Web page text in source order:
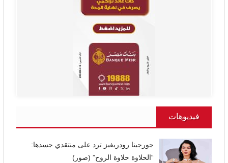
فيديوهات
جورجينا رودريغيز ترد على منتقدي جسدها:
“الحلاوة حلاوة الروح” (صور)